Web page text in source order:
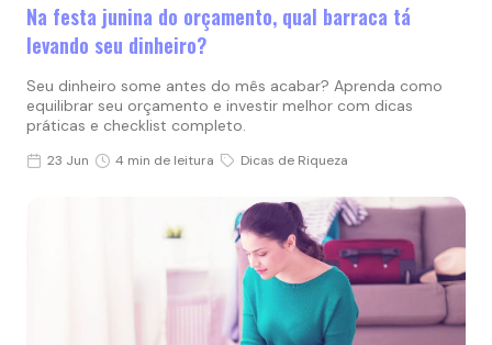
Na festa junina do orçamento, qual barraca tá
levando seu dinheiro?
Seu dinheiro some antes do mês acabar? Aprenda como
equilibrar seu orçamento e investir melhor com dicas
práticas e checklist completo.
23 Jun 4 min de leitura Dicas de Riqueza